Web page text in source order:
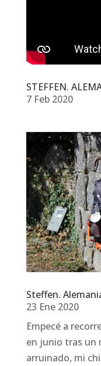
STEFFEN.
7 Feb 2020
Steffen.
23 Ene 2020
Empecé a
en junio tras un
arruinado, mi